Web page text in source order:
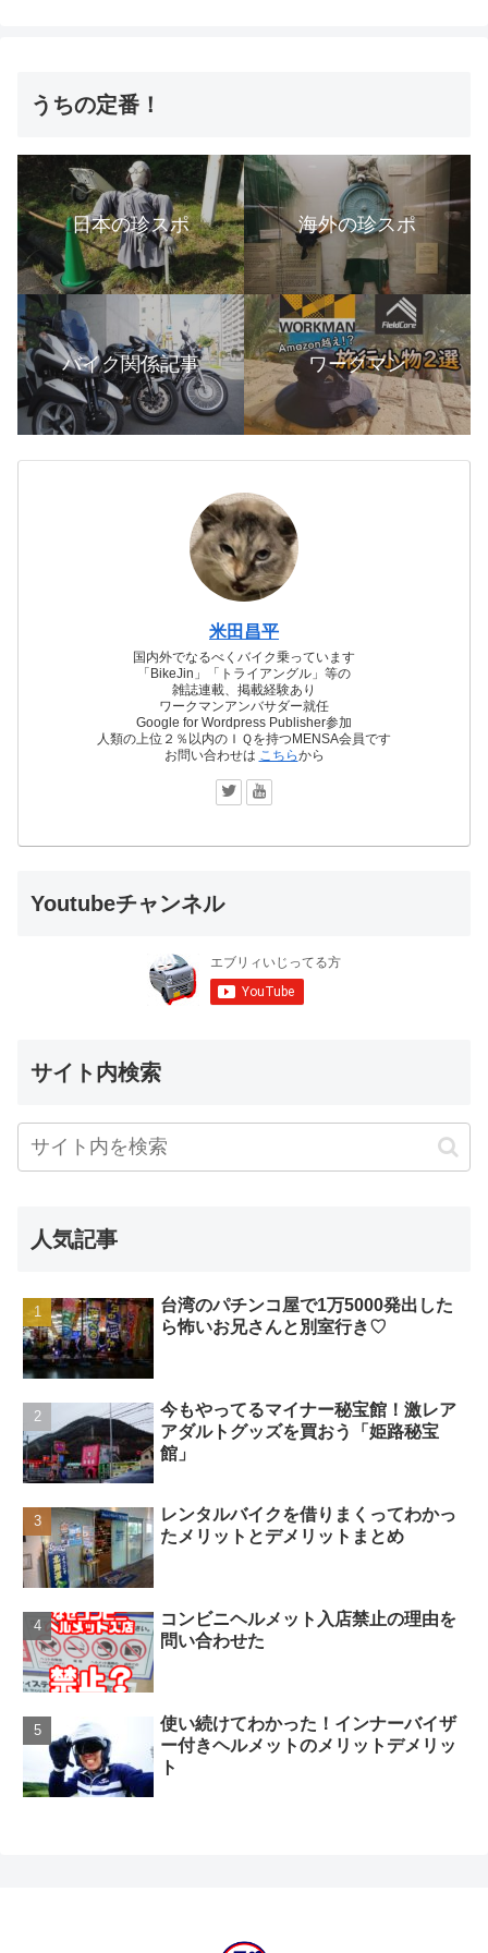
うちの定番！
日本の珍スポ 海外の珍スポ
バイク関係記事 ワークマン
米田昌平
国内外でなるべくバイク乗っています
「BikeJin」「トライアングル」等の
雑誌連載、掲載経験あり
ワークマンアンバサダー就任
Google for Wordpress Publisher参加
人類の上位２％以内のＩＱを持つMENSA会員です
お問い合わせは こちらから
Youtubeチャンネル
サイト内検索
人気記事
台湾のパチンコ屋で1万5000発出した
ら怖いお兄さんと別室行き♡
今もやってるマイナー秘宝館！激レア
アダルトグッズを買おう「姫路秘宝
館」
レンタルバイクを借りまくってわかっ
たメリットとデメリットまとめ
コンビニヘルメット入店禁止の理由を
問い合わせた
使い続けてわかった！インナーバイザ
ー付きヘルメットのメリットデメリッ
ト